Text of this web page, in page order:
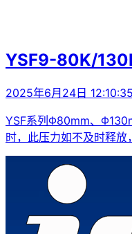
YSF9-80K/
2025年6月24日 12:10:35
YSF系列Φ80mm、
时，此压力如不及时释放